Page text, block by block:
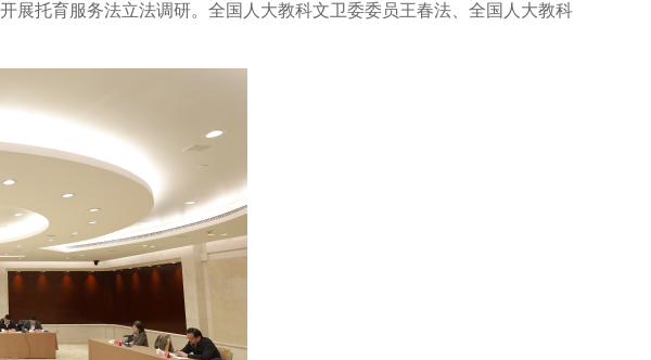
展托育服务法立法调研。全国人大教科文卫委委员王春法、全国人大教科